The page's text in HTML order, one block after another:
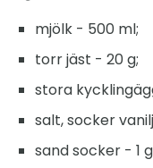
mjölk - 500 ml;
torr jäst - 20 g;
stora
salt, socker
sand socker - 1